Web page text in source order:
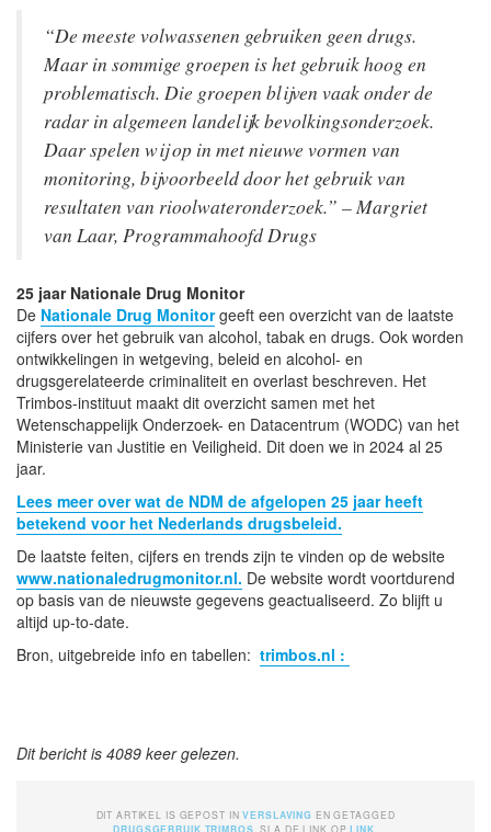
“De meeste volwassenen gebruiken geen drugs.
Maar in sommige groepen is het gebruik hoog en
problematisch. Die groepen blijven vaak onder de
radar in algemeen landelijk bevolkingsonderzoek.
Daar spelen wij op in met nieuwe vormen van
monitoring, bijvoorbeeld door het gebruik van
resultaten van rioolwateronderzoek.” – Margriet
van Laar, Programmahoofd Drugs
25 jaar Nationale Drug Monitor
De Nationale Drug Monitorgeeft een overzicht van de laatste
cijfers over het gebruik van alcohol, tabak en drugs. Ook worden
ontwikkelingen in wetgeving, beleid en alcohol- en
drugsgerelateerde criminaliteit en overlast beschreven. Het
Trimbos-instituut maakt dit overzicht samen met het
Wetenschappelijk Onderzoek- en Datacentrum (WODC) van het
Ministerie van Justitie en Veiligheid. Dit doen we in 2024 al 25
jaar.
Lees meer over wat de NDM de afgelopen 25 jaar heeft
betekend voor het Nederlands drugsbeleid.
De laatste feiten, cijfers en trends zijn te vinden op de website
www.nationaledrugmonitor.nl. De website wordt voortdurend
op basis van de nieuwste gegevens geactualiseerd. Zo blijft u
altijd up-to-date.
Bron, uitgebreide info en tabellen: trimbos.nl :
Dit bericht is 4089 keer gelezen.
DIT ARTIKEL IS GEPOST INVERSLAVING EN GETAGGED
DRUGSGEBRUIK TRIMBOS . SLA DE LINK OPLINK